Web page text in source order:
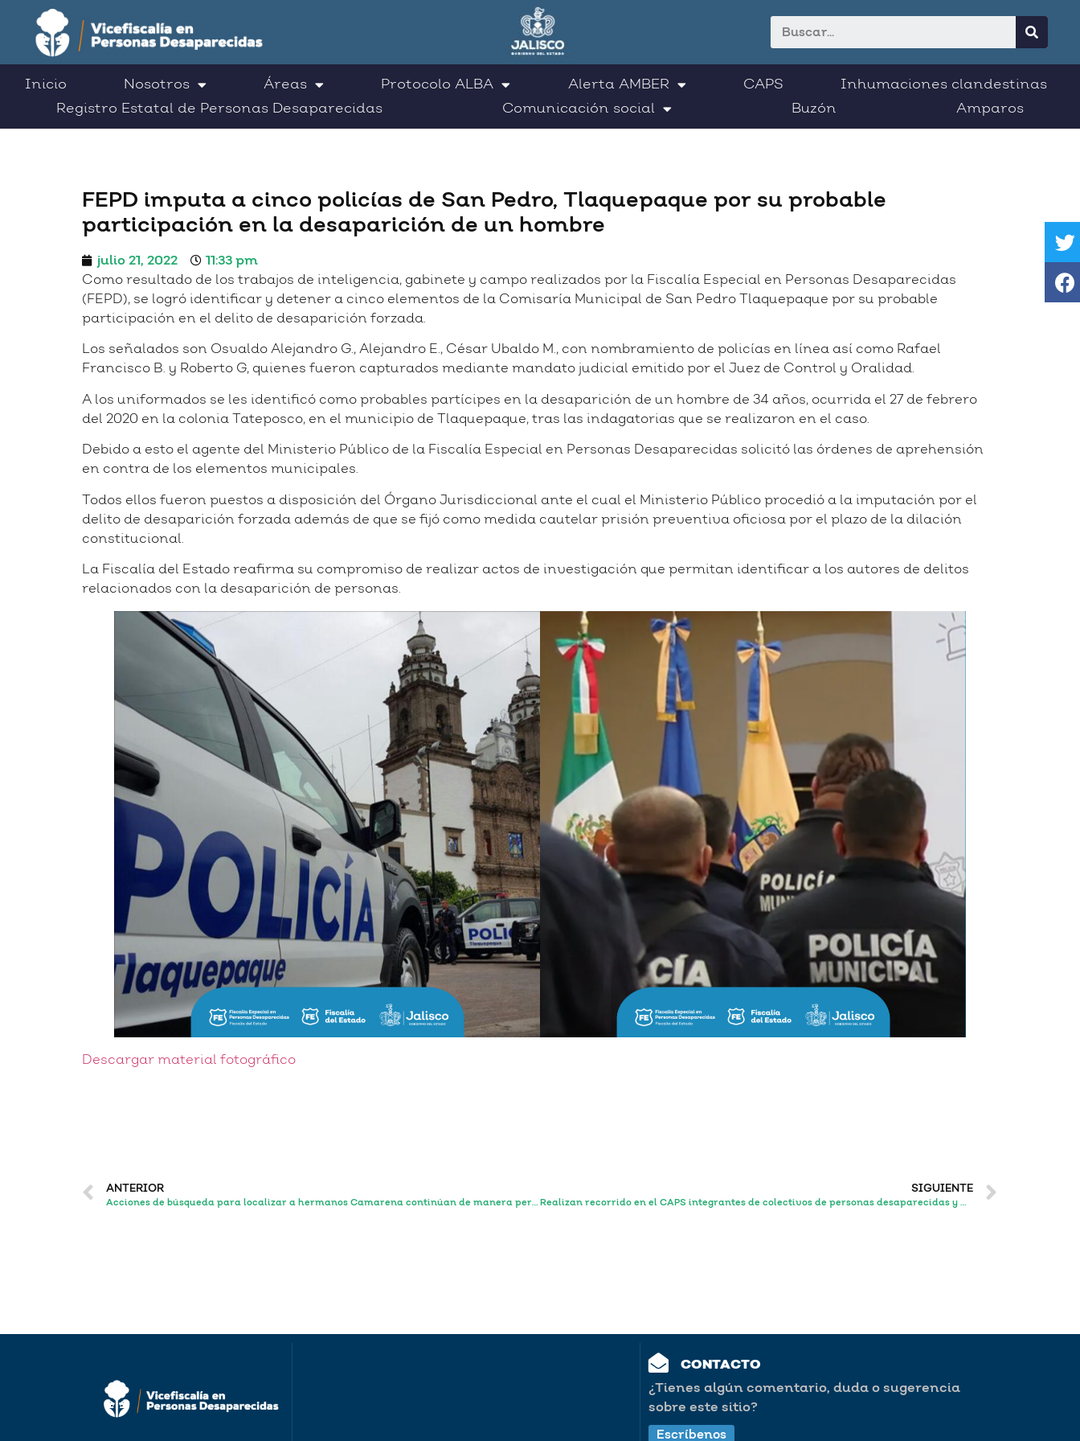
Inicio Nosotros Áreas Protocolo ALBA Alerta AMBER CAPS
Inhumaciones clandestinas
Registro Estatal de Personas Desaparecidas
Comunicación social Buzón Amparos
FEPD imputa a cinco policías de San Pedro, Tlaquepaque por su probable
participación en la desaparición de un hombre
julio 21, 2022
11:33 pm
Como resultado de los trabajos de inteligencia, gabinete y campo realizados por la Fiscalía Especial en Personas Desaparecidas
(FEPD), se logró identificar y detener a cinco elementos de la Comisaría Municipal de San Pedro Tlaquepaque por su probable
participación en el delito de desaparición forzada.
Los señalados son Osvaldo Alejandro G., Alejandro E., César Ubaldo M., con nombramiento de policías en línea así como Rafael
Francisco B. y Roberto G, quienes fueron capturados mediante mandato judicial emitido por el Juez de Control y Oralidad.
A los uniformados se les identificó como probables partícipes en la desaparición de un hombre de 34 años, ocurrida el 27 de febrero
del 2020 en la colonia Tateposco, en el municipio de Tlaquepaque, tras las indagatorias que se realizaron en el caso.
Debido a esto el agente del Ministerio Público de la Fiscalía Especial en Personas Desaparecidas solicitó las órdenes de aprehensión
en contra de los elementos municipales.
Todos ellos fueron puestos a disposición del Órgano Jurisdiccional ante el cual el Ministerio Público procedió a la imputación por el
delito de desaparición forzada además de que se fijó como medida cautelar prisión preventiva oficiosa por el plazo de la dilación
constitucional.
La Fiscalía del Estado reafirma su compromiso de realizar actos de investigación que permitan identificar a los autores de delitos
relacionados con la desaparición de personas.
Descargar material fotográfico
ANTERIOR
Acciones de búsqueda para localizar a hermanos Camarena continúan de manera permanente en Atotonilco El Alto
SIGUIENTE
Realizan recorrido en el CAPS integrantes de colectivos de personas desaparecidas y Consejo Ciudadano de Búsqueda Jalisco.
CONTACTO
¿Tienes algún comentario, duda o sugerencia
sobre este sitio?
Escríbenos